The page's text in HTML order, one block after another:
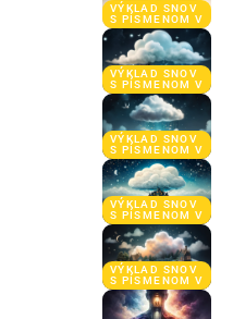
VÝKLAD SNOV
S PÍSMENOM V
VÝKLAD SNOV
S PÍSMENOM V
VÝKLAD SNOV
S PÍSMENOM V
VÝKLAD SNOV
S PÍSMENOM V
VÝKLAD SNOV
S PÍSMENOM V